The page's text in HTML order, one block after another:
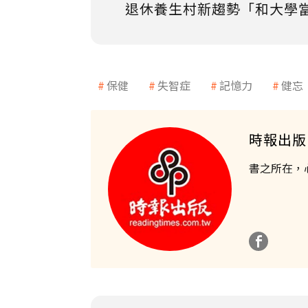
退休養生村新趨勢「和大學
保健 失智症 記憶力 健忘
時報出版
書之所在，